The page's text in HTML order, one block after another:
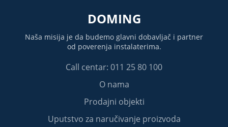
DOMING
Naša misija je da budemo glavni dobavljač i partner
od poverenja instalaterima.
Call centar: 011 25 80 100
O nama
Prodajni objekti
Uputstvo za naručivanje proizvoda